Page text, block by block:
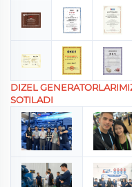
DIZEL
SOTILADI